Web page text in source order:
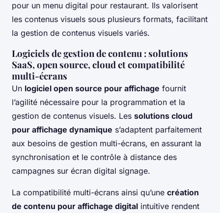
pour un menu digital pour restaurant. Ils valorisent
les contenus visuels sous plusieurs formats, facilitant
la gestion de contenus visuels variés.
Logiciels de gestion de contenu : solutions
SaaS, open source, cloud et compatibilité
multi-écrans
Un logiciel open source pour affichage fournit
l’agilité nécessaire pour la programmation et la
gestion de contenus visuels. Les solutions cloud
pour affichage dynamique s’adaptent parfaitement
aux besoins de gestion multi-écrans, en assurant la
synchronisation et le contrôle à distance des
campagnes sur écran digital signage.
La compatibilité multi-écrans ainsi qu’une création
de contenu pour affichage digital intuitive rendent